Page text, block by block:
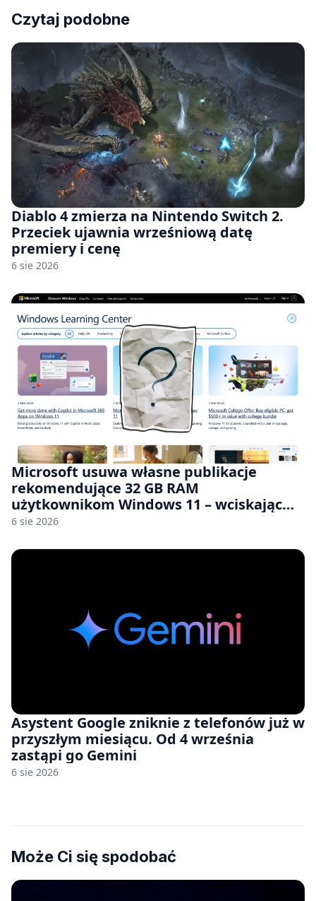
Czytaj podobne
Diablo 4 zmierza na Nintendo Switch 2.
Przeciek ujawnia wrześniową datę
premiery i cenę
6 sie 2026
Microsoft usuwa własne publikacje
rekomendujące 32 GB RAM
użytkownikom Windows 11 – wciskając
nam przy tym komputery z 8 GB RAM po
6 sie 2026
Asystent Google zniknie z telefonów już w
przyszłym miesiącu. Od 4 września
zastąpi go Gemini
6 sie 2026
Może Ci się spodobać